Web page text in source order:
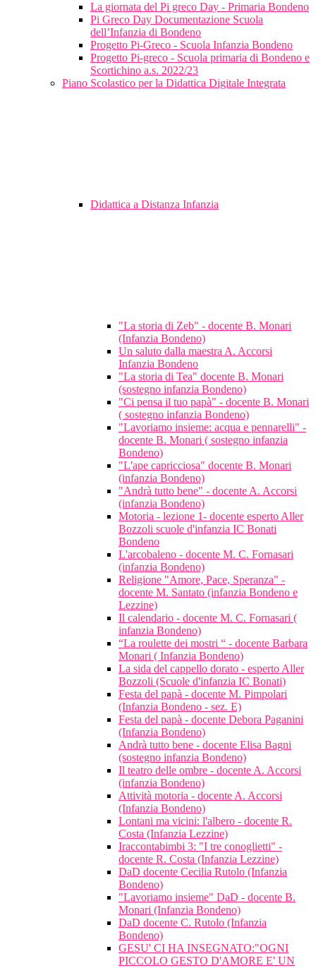
La giornata del Pi greco Day - Primaria Bondeno
Pi Greco Day Documentazione Scuola
dell’Infanzia di Bondeno
Progetto Pi-Greco - Scuola Infanzia Bondeno
Progetto Pi-greco - Scuola primaria di Bondeno e
Scortichino a.s. 2022/23
Piano Scolastico per la Didattica Digitale Integrata
Didattica a Distanza Infanzia
"La storia di Zeb" - docente B. Monari
(Infanzia Bondeno)
Un saluto dalla maestra A. Accorsi
Infanzia Bondeno
"La storia di Tea" docente B. Monari
(sostegno infanzia Bondeno)
"Ci pensa il tuo papà" - docente B. Monari
( sostegno infanzia Bondeno)
"Lavoriamo insieme: acqua e pennarelli" -
docente B. Monari ( sostegno infanzia
Bondeno)
"L'ape capricciosa" docente B. Monari
(infanzia Bondeno)
"Andrà tutto bene" - docente A. Accorsi
(infanzia Bondeno)
Motoria - lezione 1- docente esperto Aller
Bozzoli scuole d'infanzia IC Bonati
Bondeno
L'arcobaleno - docente M. C. Fornasari
(infanzia Bondeno)
Religione "Amore, Pace, Speranza" -
docente M. Santato (infanzia Bondeno e
Lezzine)
Il calendario - docente M. C. Fornasari (
infanzia Bondeno)
“La roulette dei mostri “ - docente Barbara
Monari ( Infanzia Bondeno)
La sida del cappello dorato - esperto Aller
Bozzoli (Scuole d'infanzia IC Bonati)
Festa del papà - docente M. Pimpolari
(Infanzia Bondeno - sez. E)
Festa del papà - docente Debora Paganini
(Infanzia Bondeno)
Andrà tutto bene - docente Elisa Bagni
(sostegno infanzia Bondeno)
Il teatro delle ombre - docente A. Accorsi
(infanzia Bondeno)
Attività motoria - docente A. Accorsi
(Infanzia Bondeno)
Lontani ma vicini: l'albero - docente R.
Costa (Infanzia Lezzine)
Iraccontabimbi 3: "I tre conoglietti" -
docente R. Costa (Infanzia Lezzine)
DaD docente Cecilia Rutolo (Infanzia
Bondeno)
"Lavoriamo insieme" DaD - docente B.
Monari (Infanzia Bondeno)
DaD docente C. Rutolo (Infanzia
Bondeno)
GESU' CI HA INSEGNATO:"OGNI
PICCOLO GESTO D'AMORE E' UN